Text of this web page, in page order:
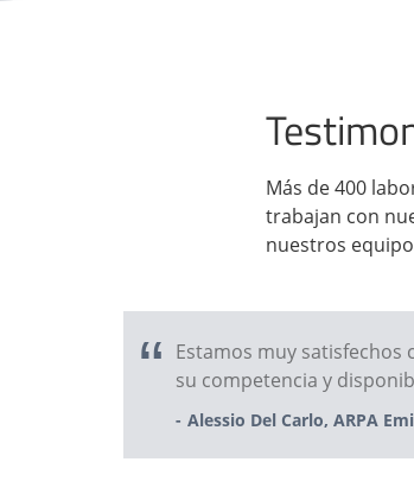
Más de 400
trabajan con
nuestros
Estamos muy satisfechos
su competencia y
Alessio Del Carlo, ARPA